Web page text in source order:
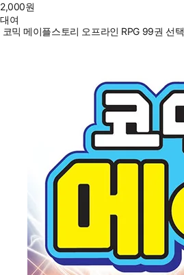
2,000원
대여
코믹 메이플스토리 오프라인 RPG 99권 선택